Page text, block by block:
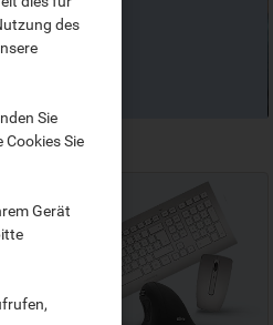
des
Sie
Sie
Gerät